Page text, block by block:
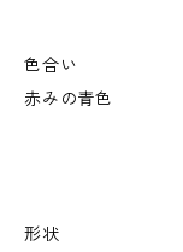
色合い
赤みの青色
形状